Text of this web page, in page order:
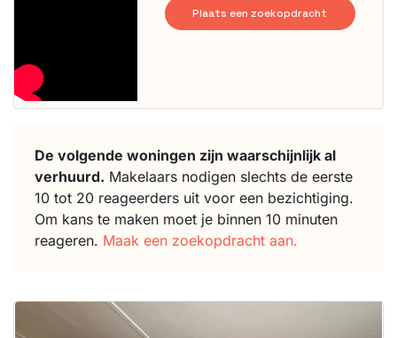
Plaats een zoekopdracht
De volgende woningen zijn waarschijnlijk al
verhuurd. Makelaars nodigen slechts de eerste
10 tot 20 reageerders uit voor een bezichtiging.
Om kans te maken moet je binnen 10 minuten
reageren. Maak een zoekopdracht aan.